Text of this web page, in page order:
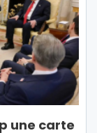
une carte